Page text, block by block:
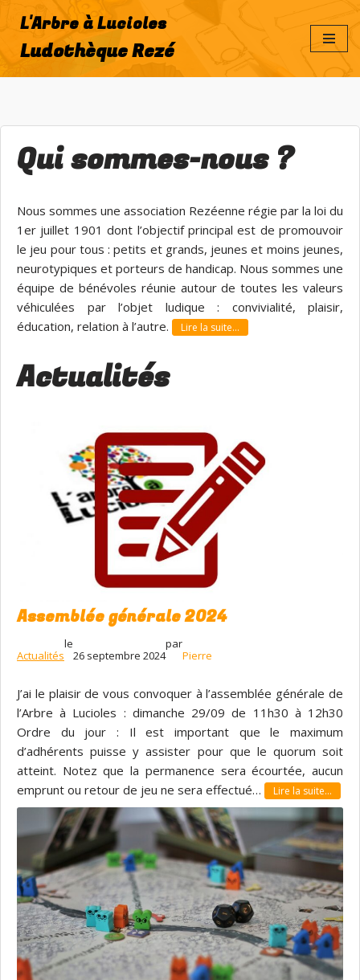
Aller
contenu
L'Arbre à Lucioles
Ludothèque Rezé
Qui sommes-nous ?
Nous sommes une association Rezéenne régie par la loi du
1er juillet 1901 dont l’objectif principal est de promouvoir
le jeu pour tous : petits et grands, jeunes et moins jeunes,
neurotypiques et porteurs de handicap. Nous sommes une
équipe de bénévoles réunie autour de toutes les valeurs
véhiculées par l’objet ludique : convivialité, plaisir,
éducation, relation à l’autre.
Lire la suite…
Actualités
Assemblée générale 2024
Actualités
le
26 septembre 2024
par
Pierre
J’ai le plaisir de vous convoquer à l’assemblée générale de
l’Arbre à Lucioles : dimanche 29/09 de 11h30 à 12h30
Ordre du jour : Il est important que le maximum
d’adhérents puisse y assister pour que le quorum soit
atteint. Notez que la permanence sera écourtée, aucun
emprunt ou retour de jeu ne sera effectué…
Lire la suite…